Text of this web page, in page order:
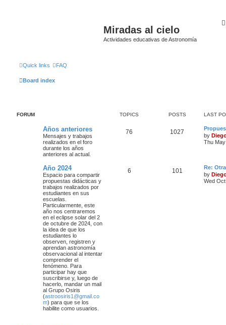
Miradas al cielo
Actividades educativas de Astronomía
Quick links FAQ
Board index
FORUM TOPICS POSTS LAST
Años anteriores
Mensajes y trabajos
realizados en el foro
durante los años
anteriores al actual.
76 1027
by
Thu
Año 2024
Espacio para compartir
propuestas didácticas y
trabajos realizados por
estudiantes en sus
escuelas.
Particularmente, este
año nos centraremos
en el eclipse solar del 2
de octubre de 2024, con
la idea de que los
estudiantes lo
observen, registren y
aprendan astronomía
observacional al intentar
comprender el
fenómeno. Para
participar hay que
suscribirse y, luego de
hacerlo, mandar un mail
al Grupo Osiris
(astroosiris1@gmail.co
m) para que se los
habilite como usuarios.
6 101
Re:
by
Wed